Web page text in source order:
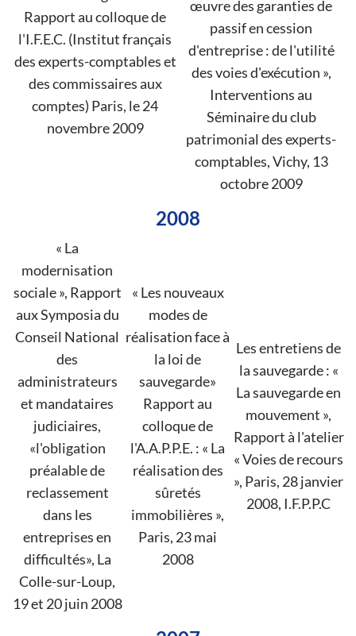
Rapport au colloque de
l'I.F.E.C. (Institut français
des experts-comptables et
des commissaires aux
comptes) Paris, le 24
novembre 2009
œuvre des garanties de
passif en cession
d'entreprise : de l'utilité
des voies d'exécution »,
Interventions au
Séminaire du club
patrimonial des experts-
comptables, Vichy, 13
octobre 2009
2008
« La
modernisation
sociale », Rapport
aux Symposia du
Conseil National
des
administrateurs
et mandataires
judiciaires,
«l'obligation
préalable de
reclassement
dans les
entreprises en
difficultés», La
Colle-sur-Loup,
19 et 20 juin 2008
« Les nouveaux
modes de
réalisation face à
la loi de
sauvegarde»
Rapport au
colloque de
l'A.A.P.P.E. : « La
réalisation des
sûretés
immobilières »,
Paris, 23 mai
2008
Les entretiens de
la sauvegarde : «
La sauvegarde en
mouvement »,
Rapport à l'atelier
« Voies de recours
», Paris, 28 janvier
2008, I.F.P.P.C